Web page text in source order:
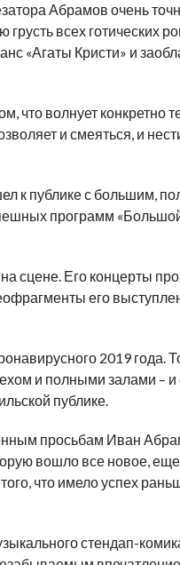
Абрамов очень
всех готических
«Агаты Кристи» и
что волнует конкретно
и смеяться, и
к публике с большим,
программ
сцене. Его концерты
его
2019 года.
и полными залами – и
публике.
просьбам Иван
вошло все новое,
что имело успех
стендап-